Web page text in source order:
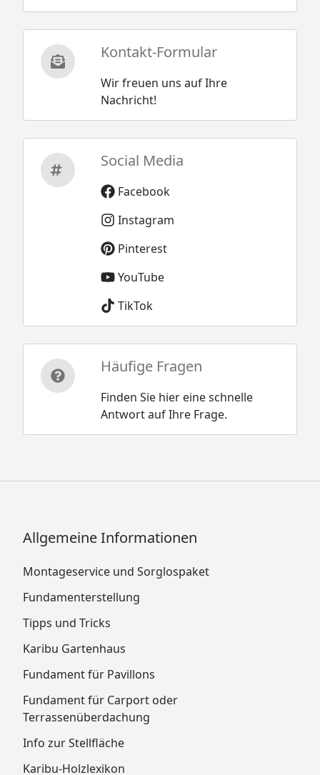
Kontakt-Formular
Wir freuen uns auf Ihre
Nachricht!
Social Media
Facebook
Instagram
Pinterest
YouTube
TikTok
Häufige Fragen
Finden Sie hier eine schnelle
Antwort auf Ihre Frage.
Allgemeine Informationen
Montageservice und Sorglospaket
Fundamenterstellung
Tipps und Tricks
Karibu Gartenhaus
Fundament für Pavillons
Fundament für Carport oder
Terrassenüberdachung
Info zur Stellfläche
Karibu-Holzlexikon